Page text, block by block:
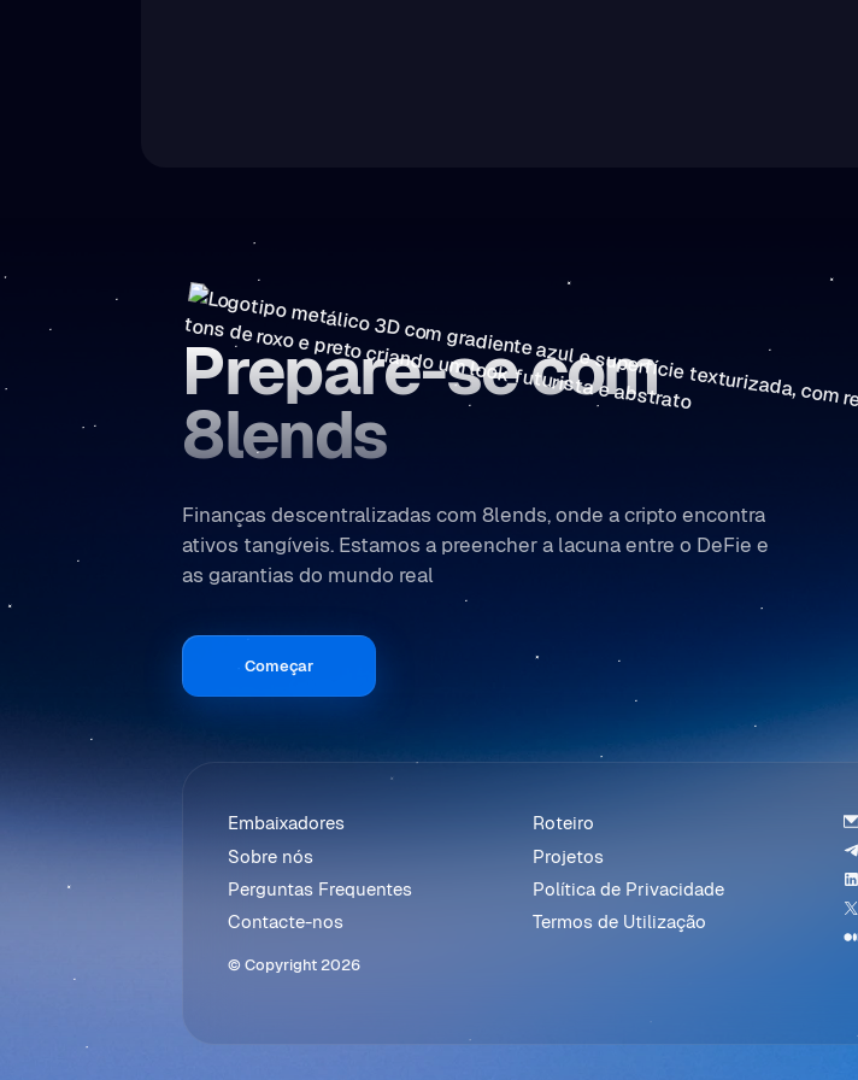
Prepare-se com
8lends
Finanças descentralizadas com 8lends, onde a cripto encontra
ativos tangíveis. Estamos a preencher a lacuna entre o DeFie e
as garantias do mundo real
Começar
Embaixadores
Sobre nós
Perguntas Frequentes
Contacte-nos
Roteiro
Projetos
Política de Privacidade
Termos de Utilização
© Copyright 2026